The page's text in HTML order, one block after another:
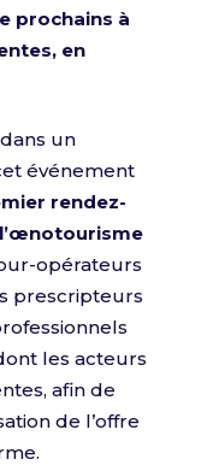
prochains à
en
un
événement
rendez-
opérateurs
prescripteurs
les acteurs
afin de
de l’offre